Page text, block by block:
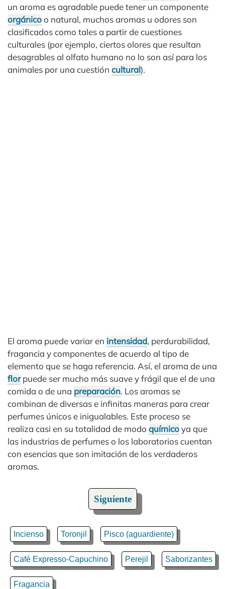
un aroma es agradable puede tener un componente
orgánicoo natural, muchos aromas u odores son
clasificados como tales a partir de cuestiones
culturales (por ejemplo, ciertos olores que resultan
desagrables al olfato humano no lo son así para los
animales por una cuestión cultural).
El aroma puede variar en intensidad, perdurabilidad,
fragancia y componentes de acuerdo al tipo de
elemento que se haga referencia. Así, el aroma de una
florpuede ser mucho más suave y frágil que el de una
comida o de una preparación. Los aromas se
combinan de diversas e infinitas maneras para crear
perfumes únicos e inigualables. Este proceso se
realiza casi en su totalidad de modo químicoya que
las industrias de perfumes o los laboratorios cuentan
con esencias que son imitación de los verdaderos
aromas.
Siguiente
Incienso Toronjil Pisco (aguardiente)
Café Expresso-Capuchino Perejil Saborizantes
Fragancia